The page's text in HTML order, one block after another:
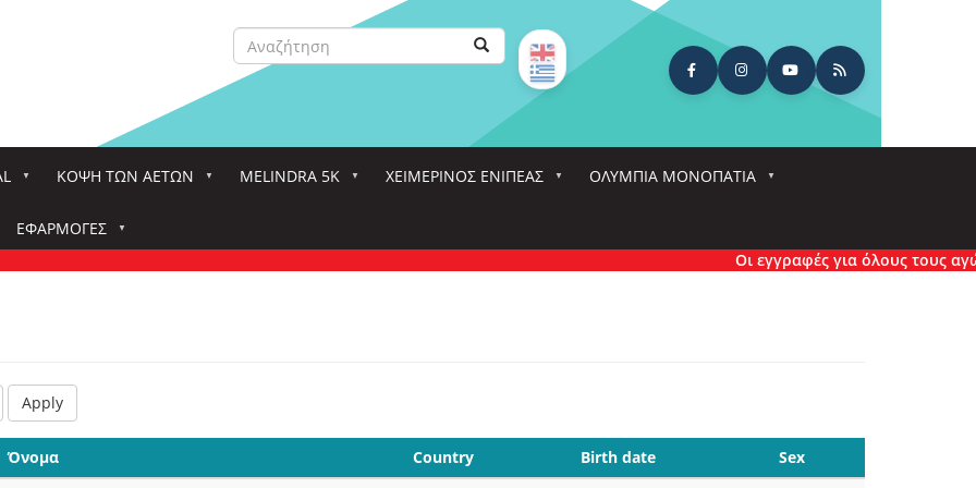
Search
Αναζήτηση Αναζήτηση
ΚΌΨΗ ΤΩΝ ΑΕΤΏΝ MELINDRA 5K ΧΕΙΜΕΡΙΝΟΣ ΕΝΙΠΕΑΣ ΟΛΎΜΠΙΑ ΜΟΝΟΠΆΤΙΑ
ΕΦΑΡΜΟΓΈΣ
Οι εγγραφές για όλους τους αγώνες
Apply
Όνομα Country Birth date
Sex